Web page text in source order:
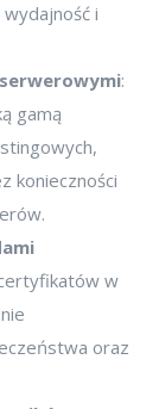
i
:
gamą
konieczności
w
oraz